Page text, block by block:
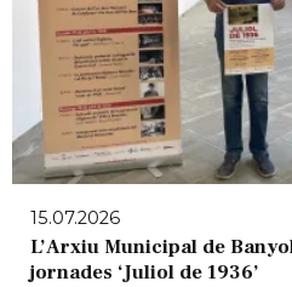
15.07.2026
L’Arxiu Municipal de
jornades ‘Juliol de 1936’